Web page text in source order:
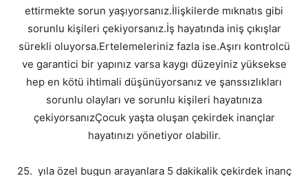
ettirmekte sorun yaşıyorsanız.İlişkilerde mıknatıs gibi
sorunlu kişileri çekiyorsanız.İş hayatında iniş çıkışlar
sürekli oluyorsa.Ertelemeleriniz fazla ise.Aşırı kontrolcü
ve garantici bir yapınız varsa kaygı düzeyiniz yüksekse
hep en kötü ihtimali düşünüyorsanız ve şanssızlıkları
sorunlu olayları ve sorunlu kişileri hayatınıza
çekiyorsanızÇocuk yaşta oluşan çekirdek inançlar
hayatınızı yönetiyor olabilir.
25. yıla özel bugun arayanlara 5 dakikalik çekirdek inanç